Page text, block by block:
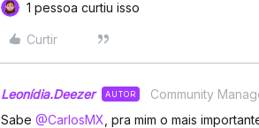
1 pessoa curtiu isso
Curtir
Leonídia.Deezer AUTOR Community
Sabe ​ @CarlosMX , pra mim o mais